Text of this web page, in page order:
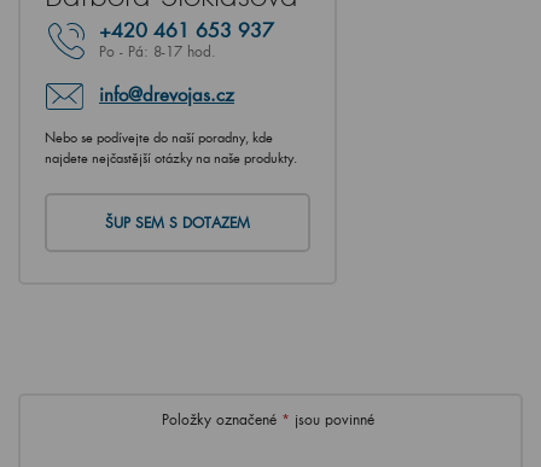
+420 461 653 937
Po - Pá: 8-17 hod.
info@drevojas.cz
Nebo se podívejte do naší poradny, kde
najdete nejčastější otázky na naše produkty.
ŠUP SEM S DOTAZEM
Položky označené * jsou povinné